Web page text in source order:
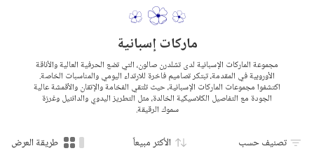
ماركات إسبانية
مجموعة الماركات الإسبانية لدى تشلدرن صالون، التي تضع الحرفية العالية والأناقة
الأوروبية في المقدمة، تبتكر تصاميم فاخرة للارتداء اليومي والمناسبات الخاصة.
اكتشفوا مجموعات الماركات الإسبانية، حيث تلتقي الفخامة والإتقان والأقمشة عالية
الجودة مع التفاصيل الكلاسيكية الخالدة، مثل التطريز اليدوي والدانتيل وغرزة
سموك الرقيقة.
تصنيف حسب الأكثر مبيعاً طريقة العرض